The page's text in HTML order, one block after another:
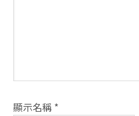
顯示名稱 *